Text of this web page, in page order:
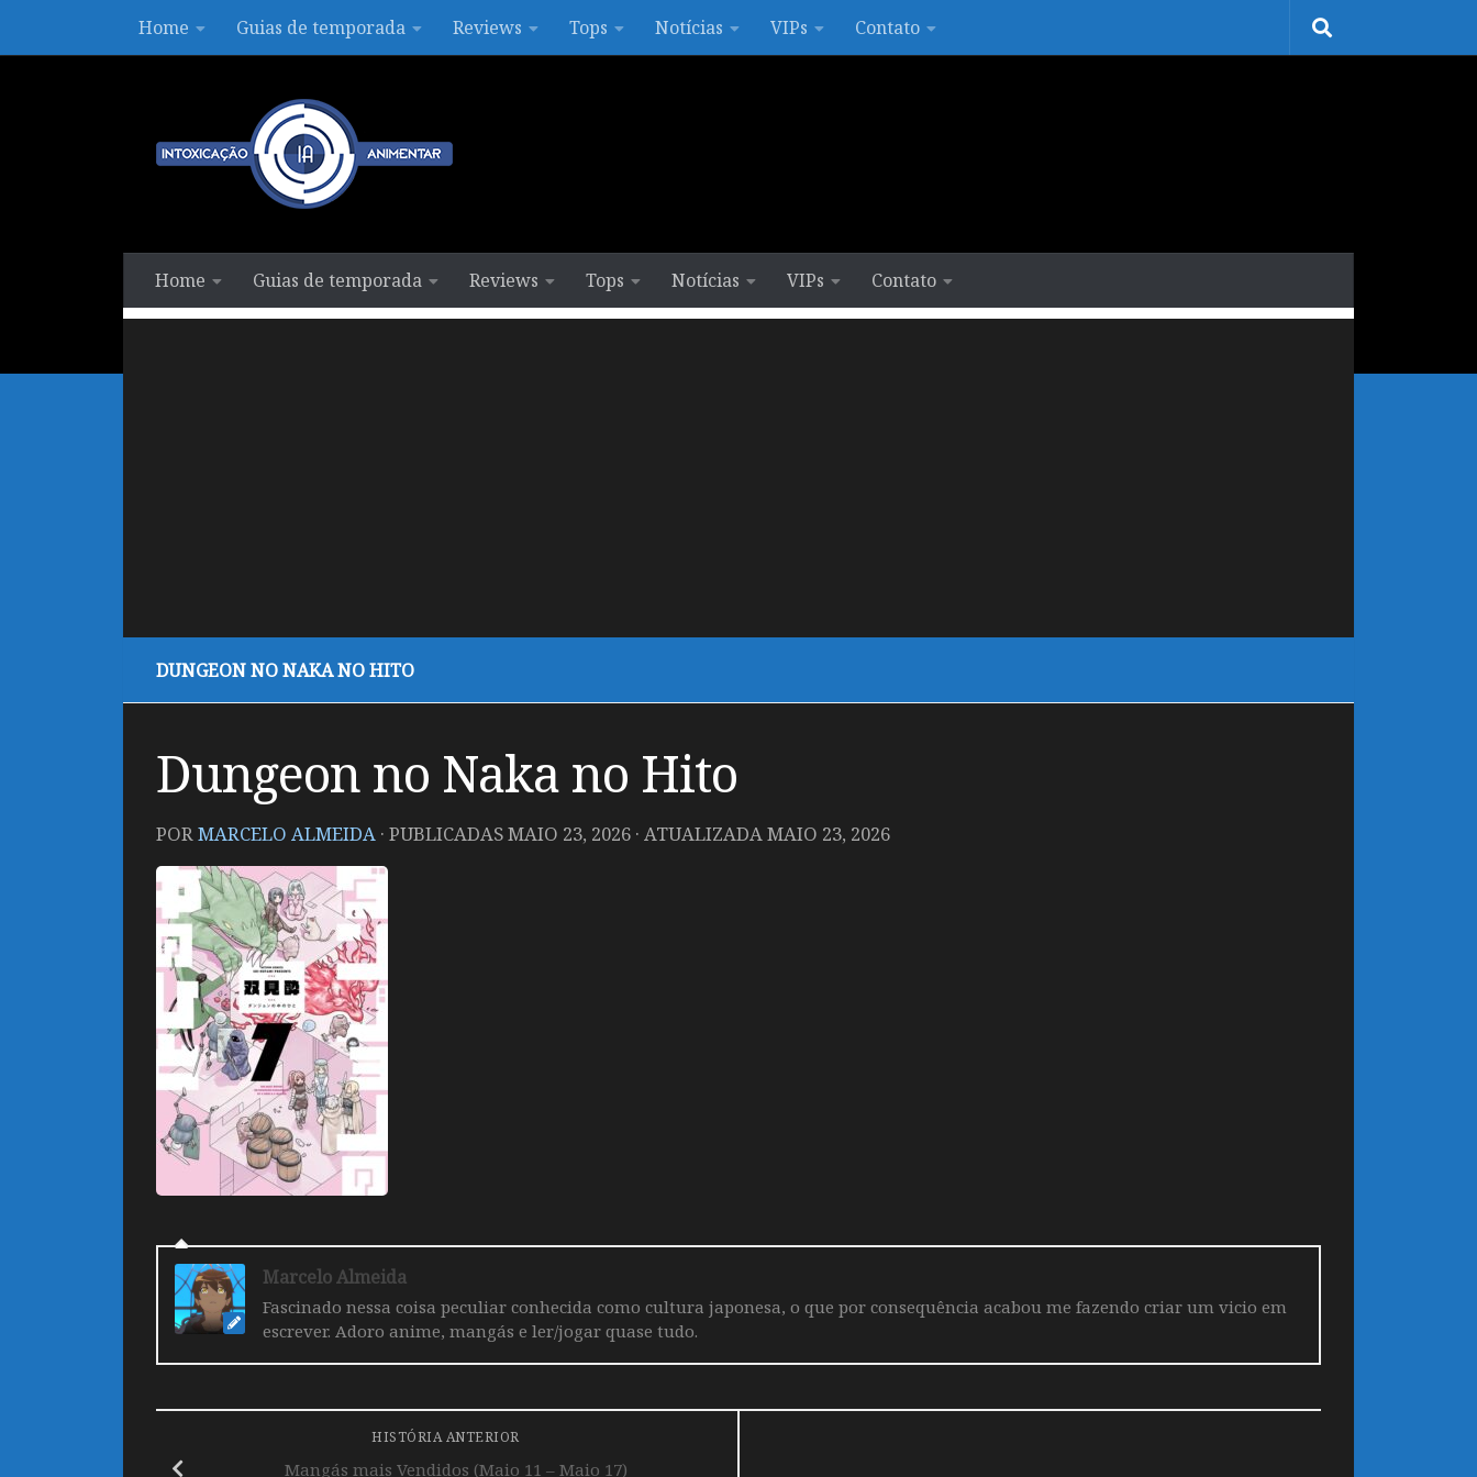
Skip to contentHome Guias de temporada Reviews Tops Notícias VIPs Contato
Home Guias de temporada Reviews Tops Notícias VIPs Contato
DUNGEON NO NAKA NO HITO
Dungeon no Naka no Hito
PORMARCELO ALMEIDA · PUBLICADASMAIO 23, 2026 · ATUALIZADAMAIO 23, 2026
Marcelo Almeida
Fascinado nessa coisa peculiar conhecida como cultura japonesa, o que por consequência acabou me fazendo criar um vicio em
escrever. Adoro anime, mangás e ler/jogar quase tudo.
HISTÓRIA ANTERIOR
Mangás mais Vendidos (Maio 11 – Maio 17)